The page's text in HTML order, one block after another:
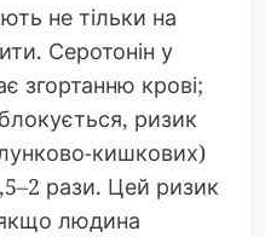
не тільки на
Серотонін у
згортанню крові;
ризик
кишкових)
рази. Цей ризик
людина